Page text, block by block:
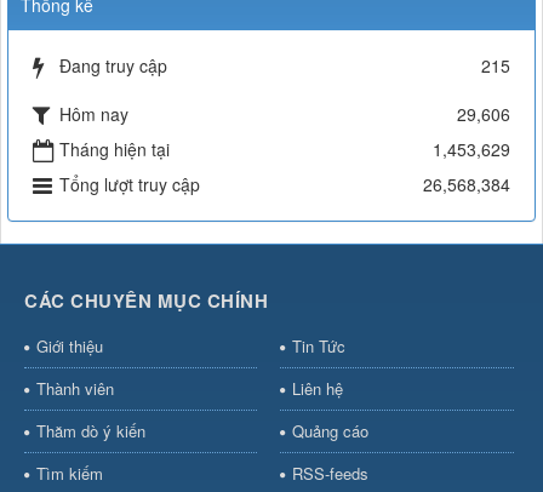
Đang truy cập
215
Hôm nay
29,606
Tháng hiện tại
1,453,629
Tổng lượt truy cập
26,568,384
CÁC CHUYÊN MỤC CHÍNH
Giới thiệu
Tin Tức
Thành viên
Liên hệ
Thăm dò ý kiến
Quảng cáo
Tìm kiếm
RSS-feeds